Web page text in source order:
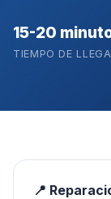
15-20
TIEMPO DE
📍